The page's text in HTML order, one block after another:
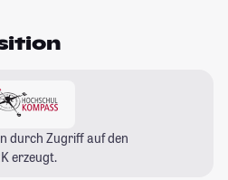
durch Zugriff auf den
erzeugt.